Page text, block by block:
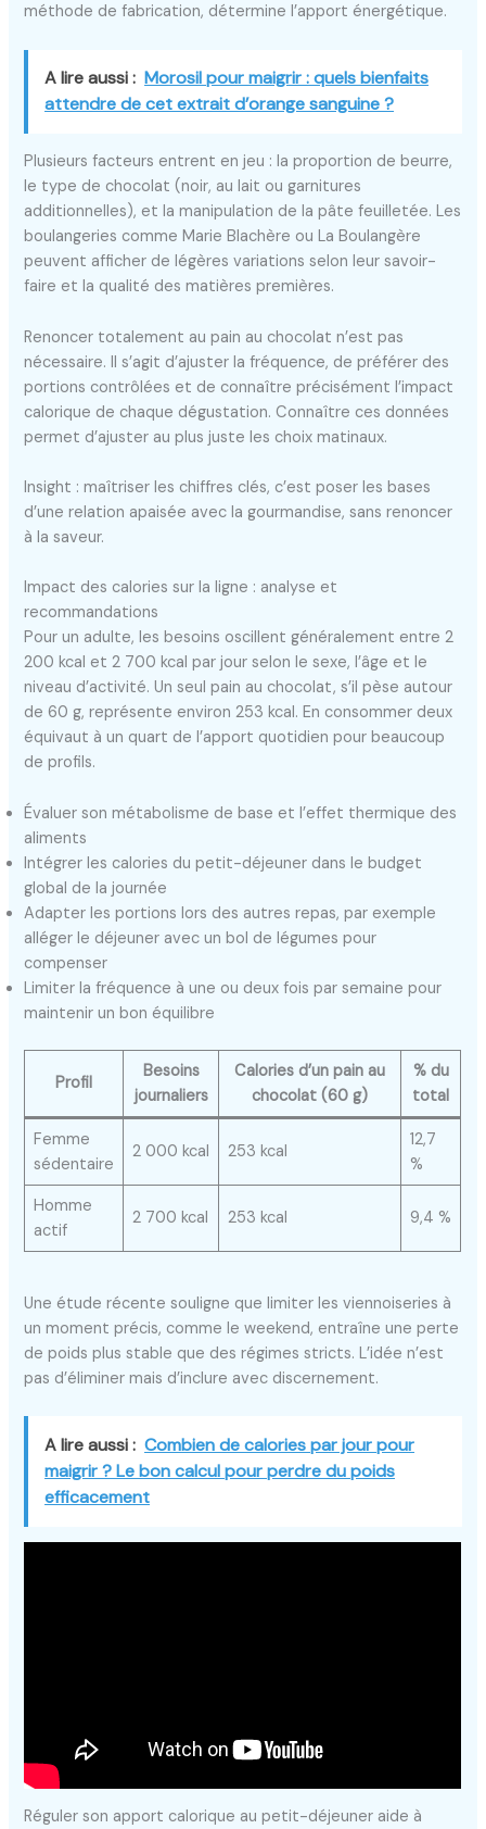
méthode de fabrication, détermine l’apport énergétique.
A lire aussi : Morosil pour maigrir : quels bienfaits
attendre de cet extrait d’orange sanguine ?
Plusieurs facteurs entrent en jeu : la proportion de beurre,
le type de chocolat (noir, au lait ou garnitures
additionnelles), et la manipulation de la pâte feuilletée. Les
boulangeries comme Marie Blachère ou La Boulangère
peuvent afficher de légères variations selon leur savoir-
faire et la qualité des matières premières.
Renoncer totalement au pain au chocolat n’est pas
nécessaire. Il s’agit d’ajuster la fréquence, de préférer des
portions contrôlées et de connaître précisément l’impact
calorique de chaque dégustation. Connaître ces données
permet d’ajuster au plus juste les choix matinaux.
Insight : maîtriser les chiffres clés, c’est poser les bases
d’une relation apaisée avec la gourmandise, sans renoncer
à la saveur.
Impact des calories sur la ligne : analyse et
recommandations
Pour un adulte, les besoins oscillent généralement entre 2
200 kcal et 2 700 kcal par jour selon le sexe, l’âge et le
niveau d’activité. Un seul pain au chocolat, s’il pèse autour
de 60 g, représente environ 253 kcal. En consommer deux
équivaut à un quart de l’apport quotidien pour beaucoup
de profils.
Évaluer son métabolisme de base et l’effet thermique des
aliments
Intégrer les calories du petit-déjeuner dans le budget
global de la journée
Adapter les portions lors des autres repas, par exemple
alléger le déjeuner avec un bol de légumes pour
compenser
Limiter la fréquence à une ou deux fois par semaine pour
maintenir un bon équilibre
Profil
Besoins
journaliers
Calories d’un pain au
chocolat (60 g)
% du
total
Femme
sédentaire
2 000 kcal 253 kcal
12,7
%
Homme
actif
2 700 kcal 253 kcal 9,4 %
Une étude récente souligne que limiter les viennoiseries à
un moment précis, comme le weekend, entraîne une perte
de poids plus stable que des régimes stricts. L’idée n’est
pas d’éliminer mais d’inclure avec discernement.
A lire aussi : Combien de calories par jour pour
maigrir ? Le bon calcul pour perdre du poids
efficacement
Réguler son apport calorique au petit-déjeuner aide à